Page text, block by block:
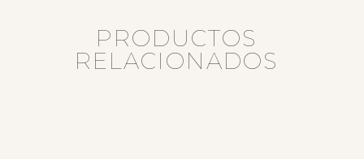
PRODUCTOS
RELACIONADOS